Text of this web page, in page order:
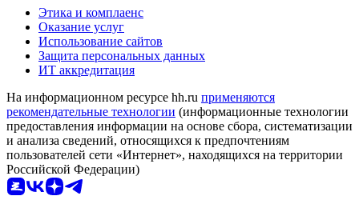
Этика и комплаенс
Оказание услуг
Использование сайтов
Защита персональных данных
ИТ аккредитация
На информационном ресурсе hh.ru применяются
рекомендательные технологии (информационные технологии
предоставления информации на основе сбора, систематизации
и анализа сведений, относящихся к предпочтениям
пользователей сети «Интернет», находящихся на территории
Российской Федерации)